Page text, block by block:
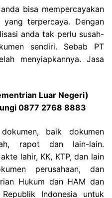
bisa mempercayakan
terpercaya. Dengan
anda tak perlu susah-
sendiri. Sebab PT
menyiapkannya. Jasa
Luar Negeri)
0877 2768 8883
baik dokumen
rapot dan lain-lain.
lahir, KK, KTP, dan lain
perusahaan, dan
Hukum dan HAM dan
Indonesia untuk